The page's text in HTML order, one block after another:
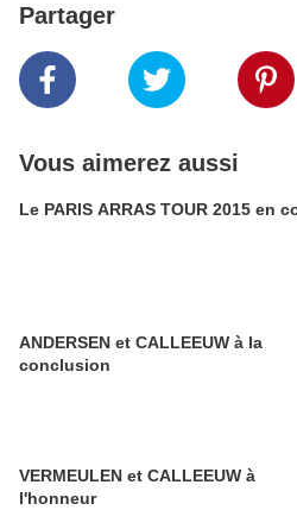
Partager
Vous aimerez aussi
Le PARIS ARRAS TOUR 2015 en
ANDERSEN et CALLEEUW à la
conclusion
VERMEULEN et CALLEEUW à
l'honneur